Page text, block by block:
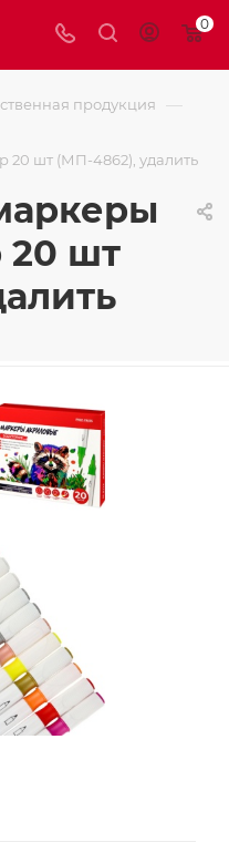
0
продукция —
20 шт (МП-4862), удалить
20 шт